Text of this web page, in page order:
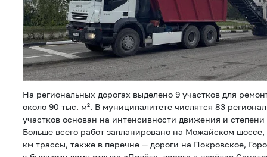
На региональных дорогах выделено 9 участков для
около 90 тыс. м². В муниципалитете числятся 83
участков основан на интенсивности движения и
Больше всего работ запланировано на Можайском шоссе,
км трассы, также в перечне — дороги на Покровское,